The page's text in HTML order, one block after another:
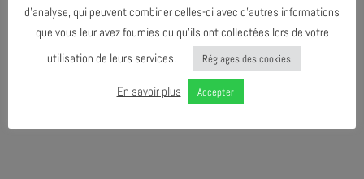
Parution : octobre 2018
Prise de son, mixage et mastering :Bruno Levée, AV2R
Distribué par :Absilone
Création graphique :Didier Mazellier
d’analyse, qui peuvent combiner celles-ci avec d’autres informations
que vous leur avez fournies ou qu’ils ont collectées lors de votre
utilisation de leurs services.
Réglages des cookies
En savoir plus Accepter